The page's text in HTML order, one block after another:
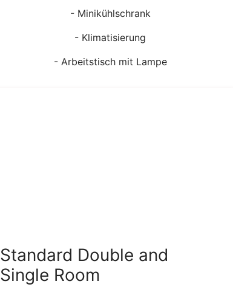
- Minikühlschrank
- Klimatisierung
- Arbeitstisch mit Lampe
Standard Double and
Single Room